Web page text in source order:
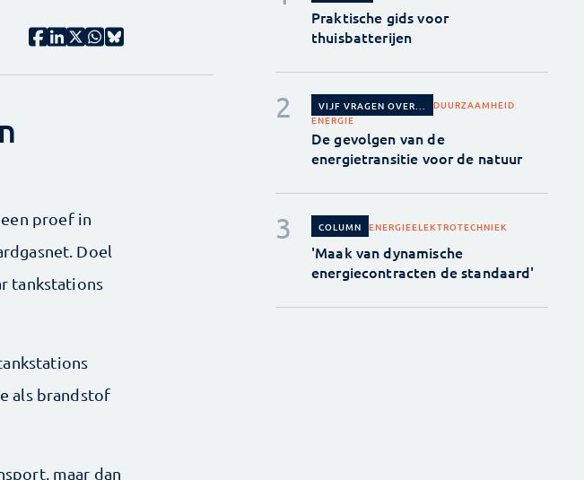
proef in
Doel
tankstations
als brandstof
maar dan
Praktische gids voor
thuisbatterijen
VIJF VRAGEN OVER...
DUURZAAMHEID
ENERGIE
De gevolgen van de
energietransitie voor de natuur
COLUMN ENERGIEELEKTROTECHNIEK
'Maak van dynamische
energiecontracten de standaard'